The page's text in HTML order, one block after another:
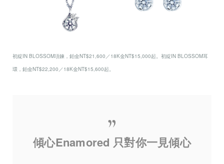
初綻IN BLOSSOM項鍊，鉑金NT$21,600／18K金NT$15,000起。初綻IN BLOSSOM耳
環，鉑金NT$22,200／18K金NT$15,600起。
傾心Enamored 只對你一見傾心